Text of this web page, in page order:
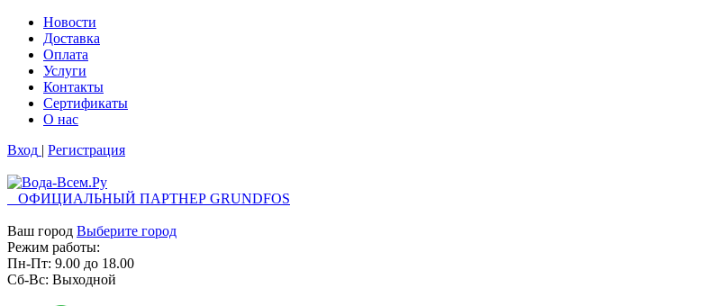
Новости
Доставка
Оплата
Услуги
Контакты
Cертификаты
О нас
Вход | Регистрация
ОФИЦИАЛЬНЫЙ ПАРТНЕР GRUNDFOS
Ваш город Выберите город
Режим работы:
Пн-Пт: 9.00 до 18.00
Сб-Вс: Выходной